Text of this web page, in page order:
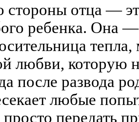
стороны отца —
ребенка. Она
любви, которую
после развода
любые
передать